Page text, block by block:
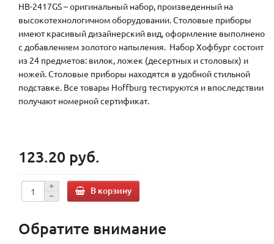
HB-2417GS – оригинальный набор, произведенный на
высокотехнологичном оборудовании. Столовые приборы
имеют красивый дизайнерский вид, оформление выполнено
с добавлением золотого напыления. Набор Хофбург состоит
из 24 предметов: вилок, ложек (десертных и столовых) и
ножей. Столовые приборы находятся в удобной стильной
подставке. Все товары Hoffburg тестируются и впоследствии
получают номерной сертификат.
123.20 руб.
В корзину
Обратите внимание